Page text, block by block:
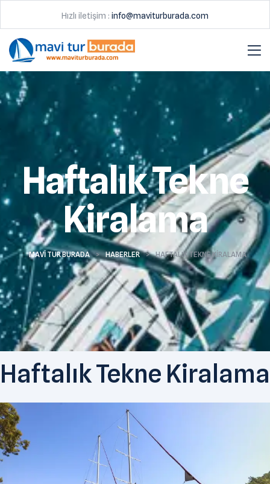
Hızlı iletişim : info@maviturburada.com
Haftalık Tekne
Kiralama
MAVI TUR BURADA > HABERLER > HAFTALIK TEKNE KIRALAMA
Haftalık Tekne Kiralama